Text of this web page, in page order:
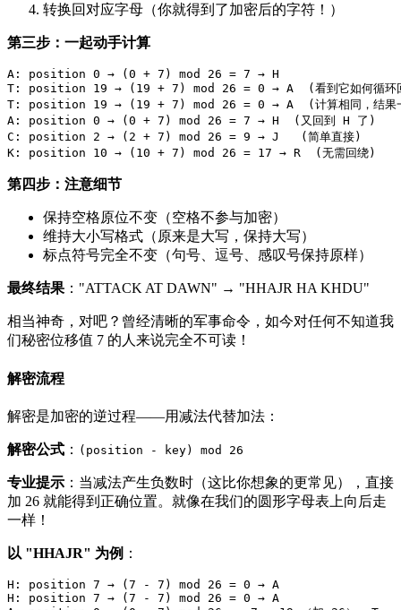
转换回对应字母（你就得到了加密后的字符！）
第三步：一起动手计算
A: position 0 → (0 + 7) mod 26 = 7 → H
T: position 19 → (19 + 7) mod 26 = 0 → A  (看到它如何循环回
T: position 19 → (19 + 7) mod 26 = 0 → A  (计算相同，结果
A: position 0 → (0 + 7) mod 26 = 7 → H  (又回到 H 了)
C: position 2 → (2 + 7) mod 26 = 9 → J   (简单直接)
第四步：注意细节
保持空格原位不变（空格不参与加密）
维持大小写格式（原来是大写，保持大写）
标点符号完全不变（句号、逗号、感叹号保持原样）
最终结果："ATTACK AT DAWN" → "HHAJR HA KHDU"
相当神奇，对吧？曾经清晰的军事命令，如今对任何不知道我
们秘密位移值 7 的人来说完全不可读！
解密流程
解密是加密的逆过程——用减法代替加法：
解密公式 ： (position - key) mod 26
专业提示 ：当减法产生负数时（这比你想象的更常见），直接
加 26 就能得到正确位置。就像在我们的圆形字母表上向后走
一样！
以 "HHAJR" 为例 ：
H: position 7 → (7 - 7) mod 26 = 0 → A
H: position 7 → (7 - 7) mod 26 = 0 → A